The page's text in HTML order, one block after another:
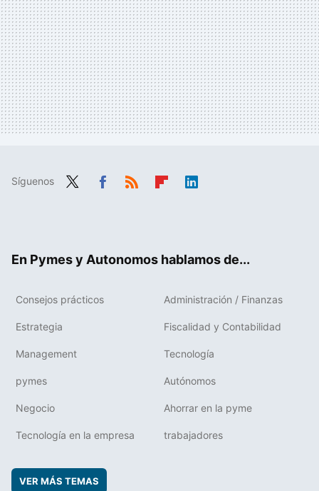
Síguenos
En Pymes y Autonomos hablamos de...
Consejos prácticos Administración / Finanzas
Estrategia Fiscalidad y Contabilidad
Management Tecnología
pymes Autónomos
Negocio Ahorrar en la pyme
Tecnología en la empresa trabajadores
VER MÁS TEMAS